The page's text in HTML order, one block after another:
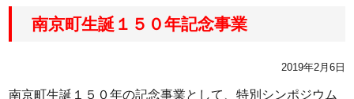
南京町生誕１５０年記念事業
2019年2月6日
南京町生誕１５０年の記念事業として、特別シンポジウム